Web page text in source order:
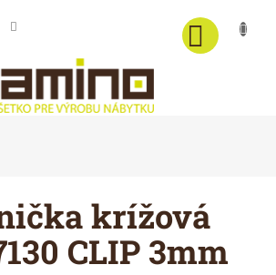
krížová
CLIP 3mm